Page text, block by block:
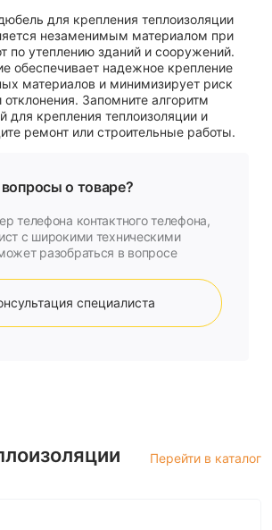
для крепления теплоизоляции
незаменимым материалом при
по утеплению зданий и сооружений.
обеспечивает надежное крепление
материалов и минимизирует риск
Запомните алгоритм
для крепления теплоизоляции и
ремонт или строительные работы.
о товаре?
телефона контактного телефона,
с широкими техническими
разобраться в вопросе
специалиста
Перейти в каталог